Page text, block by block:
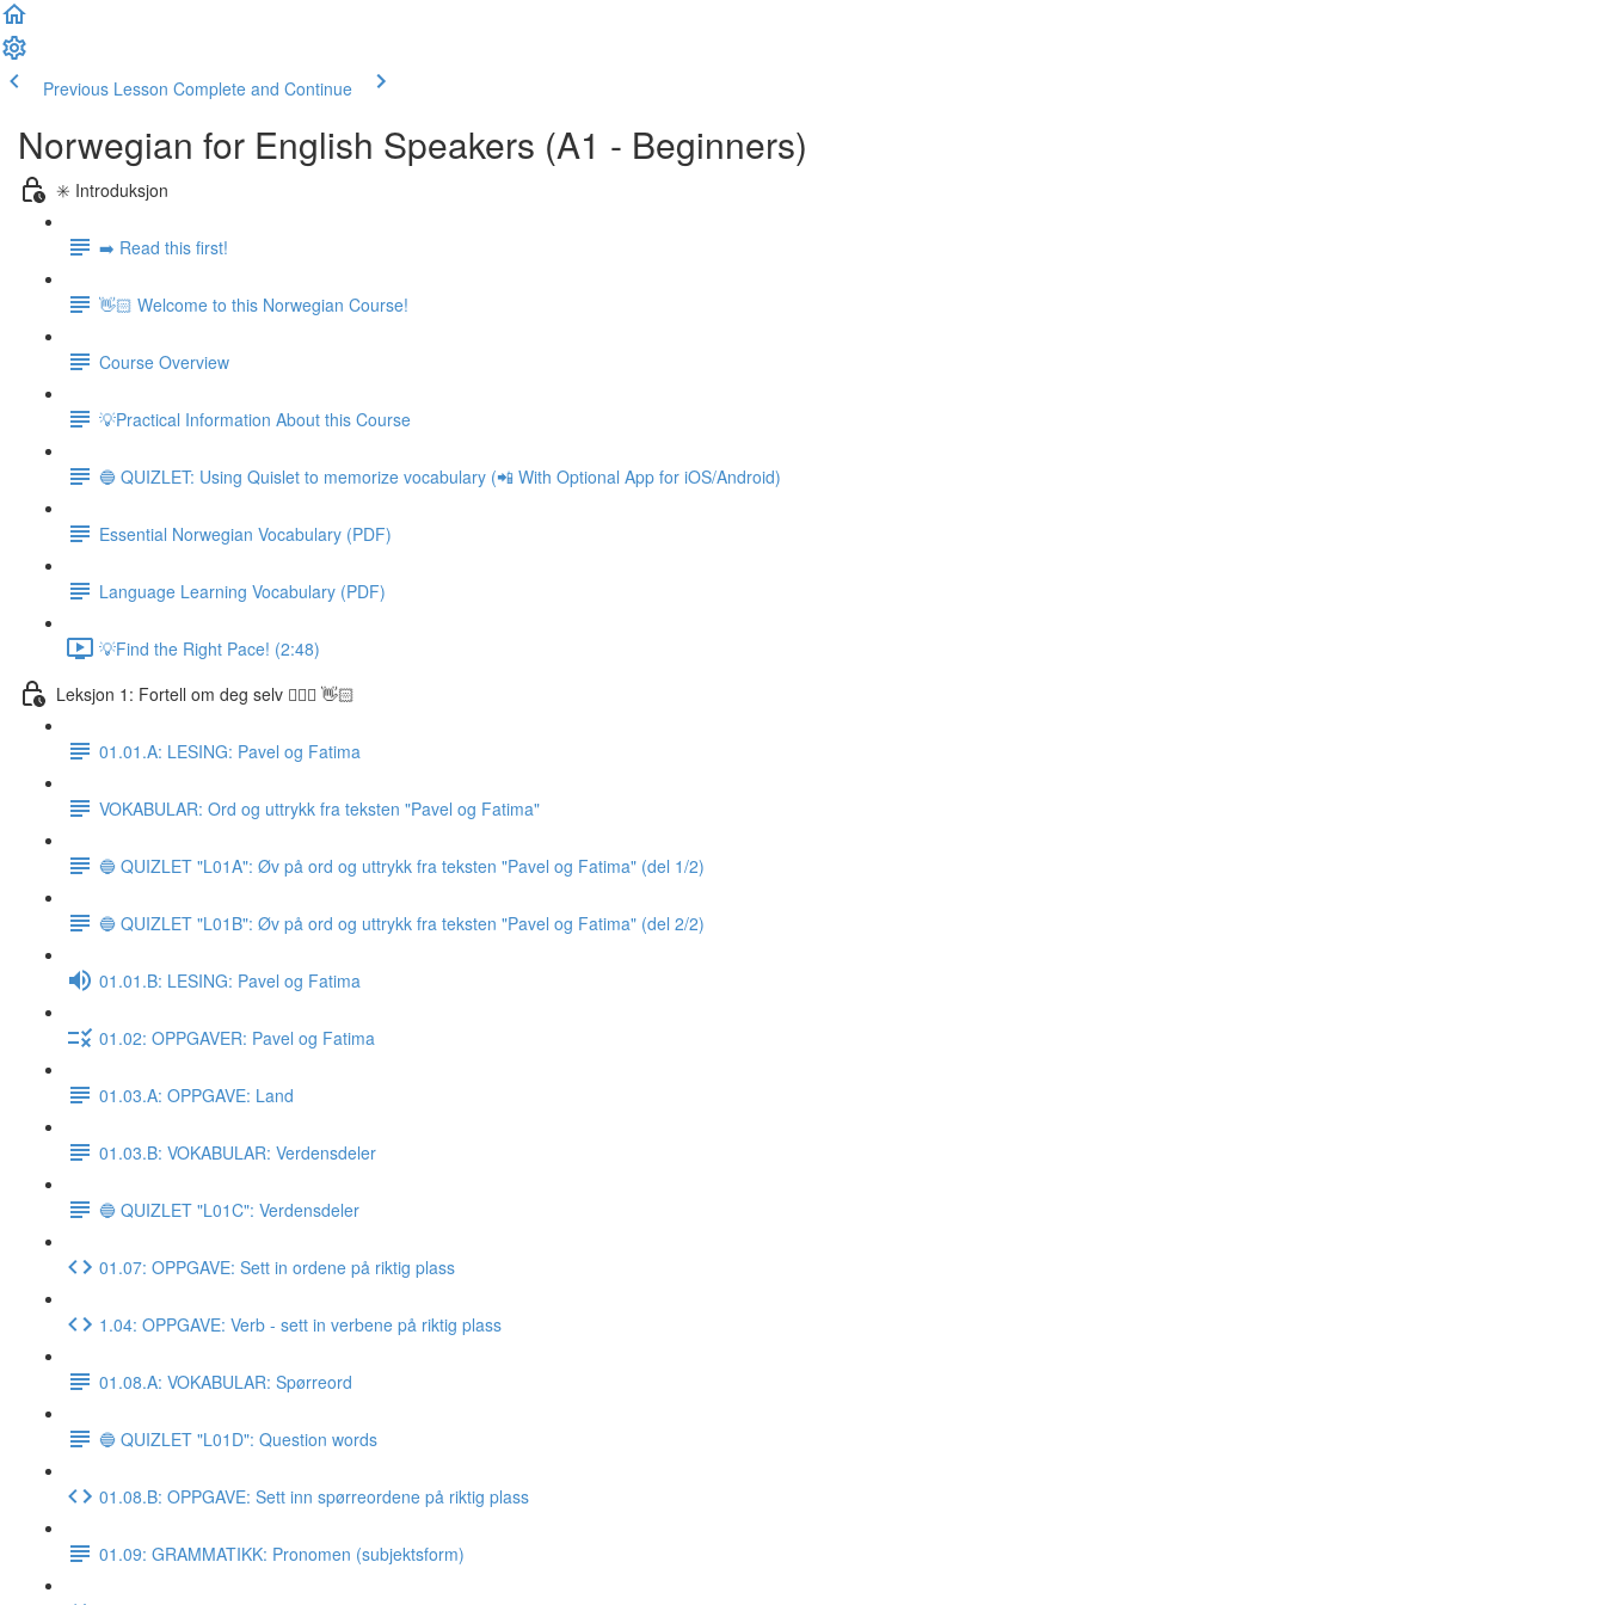
Previous Lesson Complete and Continue
Norwegian for English Speakers (A1 - Beginners)
✳️ Introduksjon
➡️ Read this first!
👋🏻 Welcome to this Norwegian Course!
Course Overview
💡Practical Information About this Course
🔵 QUIZLET: Using Quislet to memorize vocabulary (📲 With Optional App for iOS/Android)
Essential Norwegian Vocabulary (PDF)
Language Learning Vocabulary (PDF)
💡Find the Right Pace! (2:48)
Leksjon 1: Fortell om deg selv 🙋🏽‍♀️ 👋🏻
01.01.A: LESING: Pavel og Fatima
VOKABULAR: Ord og uttrykk fra teksten "Pavel og Fatima"
🔵 QUIZLET "L01A": Øv på ord og uttrykk fra teksten "Pavel og Fatima" (del 1/2)
🔵 QUIZLET "L01B": Øv på ord og uttrykk fra teksten "Pavel og Fatima" (del 2/2)
01.01.B: LESING: Pavel og Fatima
01.02: OPPGAVER: Pavel og Fatima
01.03.A: OPPGAVE: Land
01.03.B: VOKABULAR: Verdensdeler
🔵 QUIZLET "L01C": Verdensdeler
01.07: OPPGAVE: Sett in ordene på riktig plass
1.04: OPPGAVE: Verb - sett in verbene på riktig plass
01.08.A: VOKABULAR: Spørreord
🔵 QUIZLET "L01D": Question words
01.08.B: OPPGAVE: Sett inn spørreordene på riktig plass
01.09: GRAMMATIKK: Pronomen (subjektsform)